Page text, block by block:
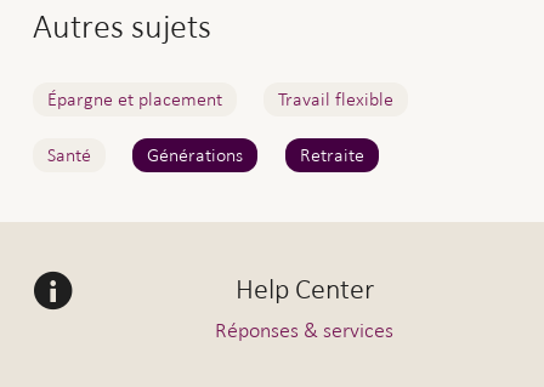
Autres sujets
Épargne et placement Travail flexible
Santé Générations Retraite
Help Center
Réponses & services